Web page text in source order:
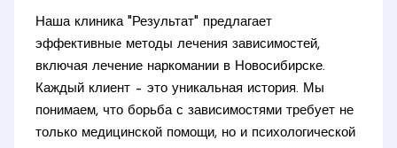
Наша клиника "Результат" предлагает
эффективные методы лечения зависимостей,
включая лечение наркомании в Новосибирске.
Каждый клиент – это уникальная история. Мы
понимаем, что борьба с зависимостями требует не
только медицинской помощи, но и психологической